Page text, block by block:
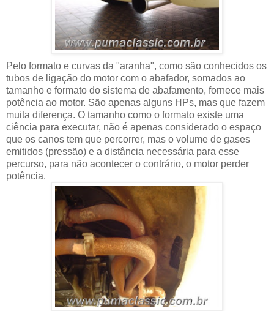
Pelo formato e curvas da "aranha", como são conhecidos os
tubos de ligação do motor com o abafador, somados ao
tamanho e formato do sistema de abafamento, fornece mais
potência ao motor. São apenas alguns HPs, mas que fazem
muita diferença. O tamanho como o formato existe uma
ciência para executar, não é apenas considerado o espaço
que os canos tem que percorrer, mas o volume de gases
emitidos (pressão) e a distância necessária para esse
percurso, para não acontecer o contrário, o motor perder
potência.